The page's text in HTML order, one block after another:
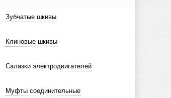
Зубчатые шкивы
Клиновые шкивы
Салазки электродвигателей
Муфты соединительные